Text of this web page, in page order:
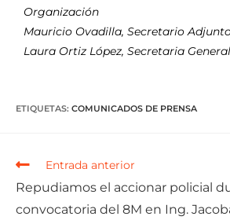
Organización
Mauricio Ovadilla, Secretario
Laura Ortiz López, Secretaria General
ETIQUETAS: COMUNICADOS DE PRENSA
Entrada anterior
Repudiamos el accionar policial
convocatoria del 8M en Ing.